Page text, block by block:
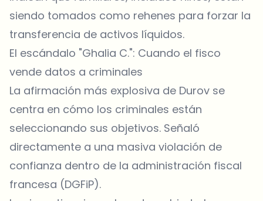
siendo tomados como rehenes para forzar la
transferencia de activos líquidos.
El escándalo "Ghalia C.": Cuando el fisco
vende datos a criminales
La afirmación más explosiva de Durov se
centra en cómo los criminales están
seleccionando sus objetivos. Señaló
directamente a una masiva violación de
confianza dentro de la administración fiscal
francesa (DGFiP).